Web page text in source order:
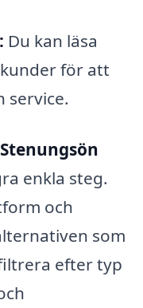
Du kan läsa
för att
service.
enkla steg.
och
som
efter typ